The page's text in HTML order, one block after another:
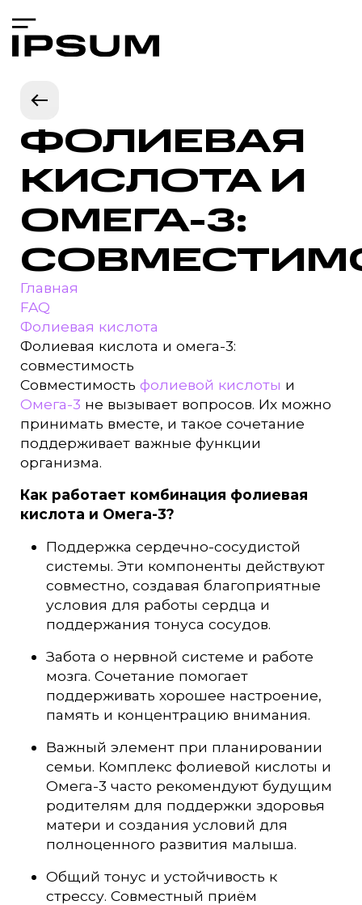
ФОЛИЕВАЯ
КИСЛОТА И
ОМЕГА-3:
Главная
FAQ
Фолиевая кислота
Фолиевая кислота и омега-3:
совместимость
Совместимость фолиевой кислоты и
Омега-3 не вызывает вопросов. Их можно
принимать вместе, и такое сочетание
поддерживает важные функции
организма.
Как работает комбинация фолиевая
кислота и Омега-3?
Поддержка сердечно-сосудистой
системы. Эти компоненты действуют
совместно, создавая благоприятные
условия для работы сердца и
поддержания тонуса сосудов.
Забота о нервной системе и работе
мозга. Сочетание помогает
поддерживать хорошее настроение,
память и концентрацию внимания.
Важный элемент при планировании
семьи. Комплекс фолиевой кислоты и
Омега-3 часто рекомендуют будущим
родителям для поддержки здоровья
матери и создания условий для
полноценного развития малыша.
Общий тонус и устойчивость к
стрессу. Совместный приём